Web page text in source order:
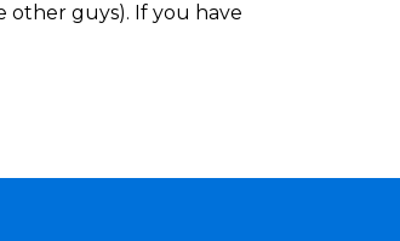
other guys). If you have